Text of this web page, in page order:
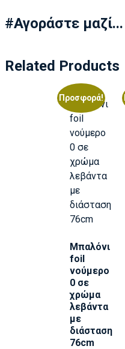
#Αγοράστε μαζί...
Related Products
Προσφορά!
Μπαλόνι
foil
νούμερο
0 σε
χρώμα
λεβάντα
με
διάσταση
76cm